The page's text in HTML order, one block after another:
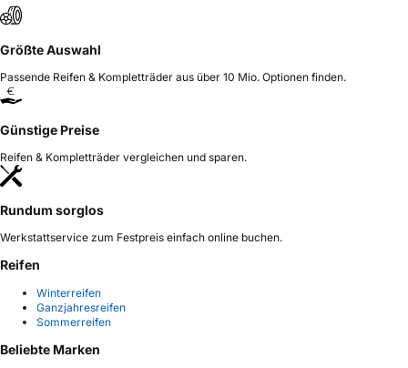
Größte Auswahl
Passende Reifen & Kompletträder aus über 10 Mio. Optionen finden.
Günstige Preise
Reifen & Kompletträder vergleichen und sparen.
Rundum sorglos
Werkstattservice zum Festpreis einfach online buchen.
Reifen
Winterreifen
Ganzjahresreifen
Sommerreifen
Beliebte Marken